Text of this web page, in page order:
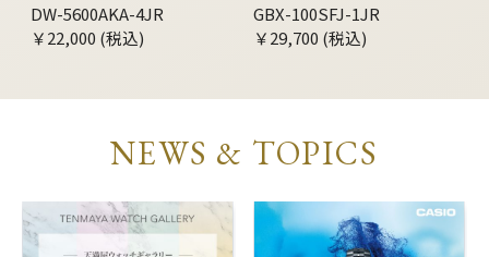
DW-5600AKA-4JR
￥22,000 (税込)
GBX-100SFJ-1JR
￥29,700 (税込)
NEWS & TOPICS